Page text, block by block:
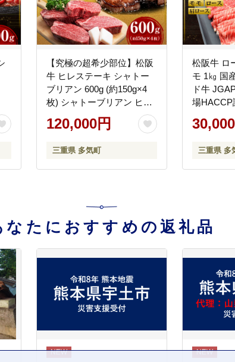
【究極の超希少部位】松阪
牛 ヒレステーキ シャトー
ブリアン 600g (約150g×4
枚) シャトーブリアン ヒレ
ステーキ 松阪牛 国産牛 牛
肉 和牛 国産牛 松阪牛 松坂
ブリアン 牛肉 ステーキ 松
阪牛 牛肉 ステーキ シャト
牛 シャトーブリアン 三重
県 多気町 SS-15
120,000円
三重県 多気町
松阪牛 ロ
モ 1㎏ 国
ド牛
場HACCP
近江牛 に
き 霜ふ
町 SS-52
三重県 多
なたにおすすめの返礼品